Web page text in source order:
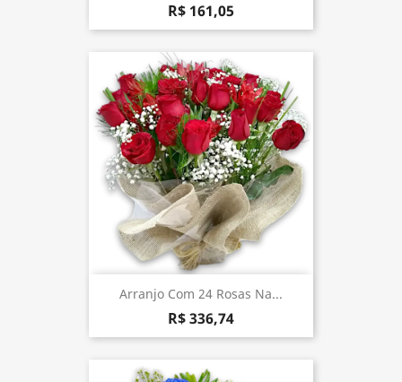
R$ 161,05
Arranjo Com 24 Rosas Na...
R$ 336,74